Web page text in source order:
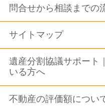
問合せから相談までの
サイトマップ
遺産分割協議サポート
いる方へ
不動産の評価額につい